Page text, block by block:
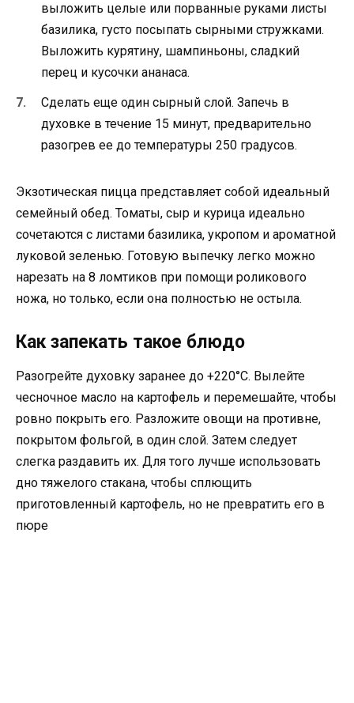
выложить целые или порванные руками листы
базилика, густо посыпать сырными стружками.
Выложить курятину, шампиньоны, сладкий
перец и кусочки ананаса.
Сделать еще один сырный слой. Запечь в
духовке в течение 15 минут, предварительно
разогрев ее до температуры 250 градусов.
Экзотическая пицца представляет собой идеальный
семейный обед. Томаты, сыр и курица идеально
сочетаются с листами базилика, укропом и ароматной
луковой зеленью. Готовую выпечку легко можно
нарезать на 8 ломтиков при помощи роликового
ножа, но только, если она полностью не остыла.
Как запекать такое блюдо
Разогрейте духовку заранее до +220°С. Вылейте
чесночное масло на картофель и перемешайте, чтобы
ровно покрыть его. Разложите овощи на противне,
покрытом фольгой, в один слой. Затем следует
слегка раздавить их. Для того лучше использовать
дно тяжелого стакана, чтобы сплющить
приготовленный картофель, но не превратить его в
пюре